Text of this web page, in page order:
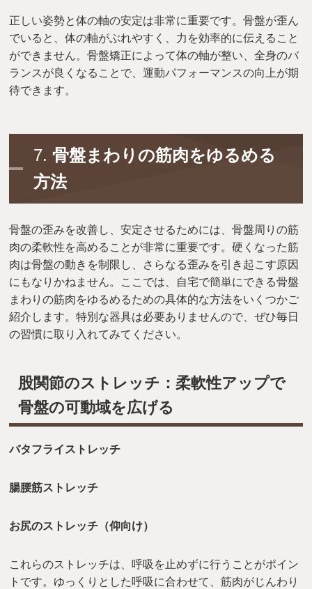
正しい姿勢と体の軸の安定は非常に重要です。骨盤が歪ん
でいると、体の軸がぶれやすく、力を効率的に伝えること
ができません。骨盤矯正によって体の軸が整い、全身のバ
ランスが良くなることで、運動パフォーマンスの向上が期
待できます。
7. 骨盤まわりの筋肉をゆるめる
方法
骨盤の歪みを改善し、安定させるためには、骨盤周りの筋
肉の柔軟性を高めることが非常に重要です。硬くなった筋
肉は骨盤の動きを制限し、さらなる歪みを引き起こす原因
にもなりかねません。ここでは、自宅で簡単にできる骨盤
まわりの筋肉をゆるめるための具体的な方法をいくつかご
紹介します。特別な器具は必要ありませんので、ぜひ毎日
の習慣に取り入れてみてください。
股関節のストレッチ：柔軟性アップで
骨盤の可動域を広げる
バタフライストレッチ
腸腰筋ストレッチ
お尻のストレッチ（仰向け）
これらのストレッチは、呼吸を止めずに行うことがポイン
トです。ゆっくりとした呼吸に合わせて、筋肉がじんわり